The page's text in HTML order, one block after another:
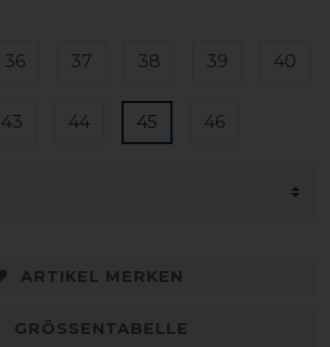
36 37 38 39 40
43 44 45 46
ARTIKEL MERKEN
GRÖSSENTABELLE